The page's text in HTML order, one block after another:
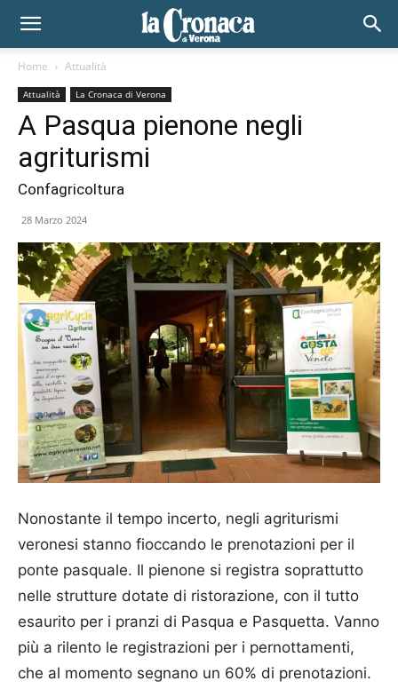
Home Attualità
Attualità La Cronaca di Verona
A Pasqua pienone negli
agriturismi
Confagricoltura
28 Marzo 2024
Nonostante il tempo incerto, negli agriturismi
veronesi stanno fioccando le prenotazioni per il
ponte pasquale. Il pienone si registra soprattutto
nelle strutture dotate di ristorazione, con il tutto
esaurito per i pranzi di Pasqua e Pasquetta. Vanno
più a rilento le registrazioni per i pernottamenti,
che al momento segnano un 60% di prenotazioni.